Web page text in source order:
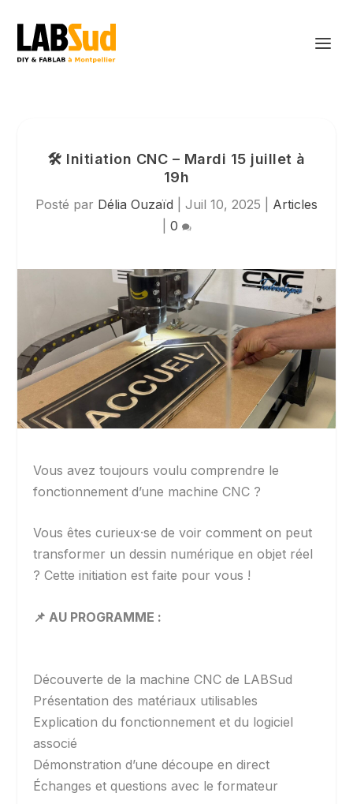
🛠 Initiation CNC – Mardi 15 juillet à
19h
Posté par Délia Ouzaïd Juil 10, 2025
Articles
0
Vous avez toujours voulu comprendre le
fonctionnement d’une machine CNC ?
Vous êtes curieux·se de voir comment on peut
transformer un dessin numérique en objet réel
? Cette initiation est faite pour vous !
📌 AU PROGRAMME :
Découverte de la machine CNC de LABSud
Présentation des matériaux utilisables
Explication du fonctionnement et du logiciel
associé
Démonstration d’une découpe en direct
Échanges et questions avec le formateur